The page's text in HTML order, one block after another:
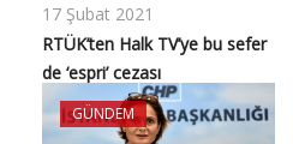
17 Şubat 2021
RTÜK’ten Halk TV’ye bu sefer
de ‘espri’ cezası
GÜNDEM